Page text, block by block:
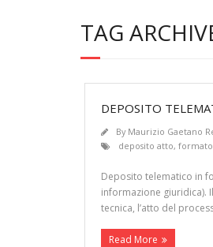
TAG
DEPOSITO
By Maurizio Gaetano
deposito atto,
Deposito telematico in
informazione giuridica).
tecnica, l’atto del
Read More